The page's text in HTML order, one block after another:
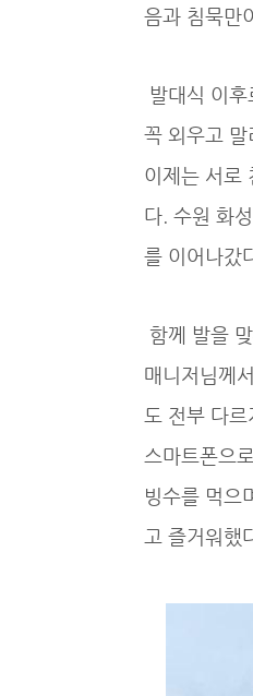
음과 침묵만
발대식 이
꼭 외우고 말
이제는 서로
다. 수원 화
를 이어나갔
함께 발을
매니저님께
도 전부 다
스마트폰으
빙수를 먹으
고 즐거워했